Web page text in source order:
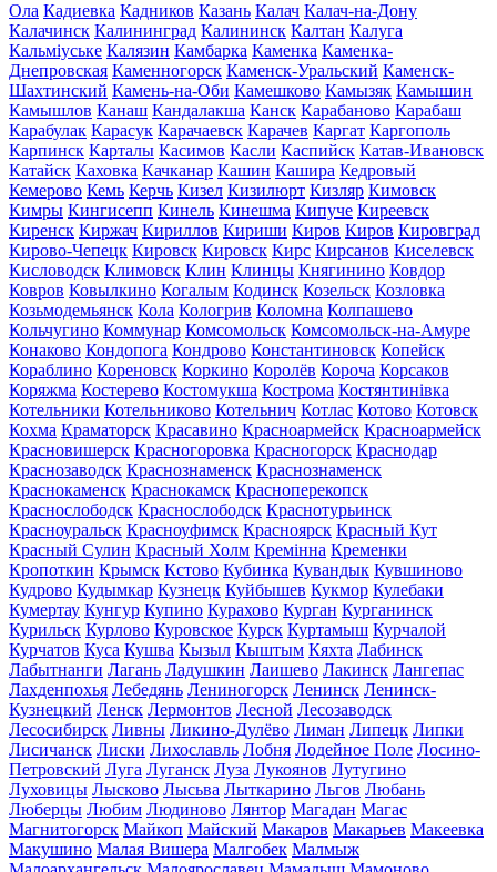
Ола Кадиевка Кадников Казань Калач Калач-на-Дону
Калачинск Калининград Калининск Калтан Калуга
Кальміуське Калязин Камбарка Каменка Каменка-
Днепровская Каменногорск Каменск-Уральский Каменск-
Шахтинский Камень-на-Оби Камешково Камызяк Камышин
Камышлов Канаш Кандалакша Канск Карабаново Карабаш
Карабулак Карасук Карачаевск Карачев Каргат Каргополь
Карпинск Карталы Касимов Касли Каспийск Катав-Ивановск
Катайск Каховка Качканар Кашин Кашира Кедровый
Кемерово Кемь Керчь Кизел Кизилюрт Кизляр Кимовск
Кимры Кингисепп Кинель Кинешма Кипуче Киреевск
Киренск Киржач Кириллов Кириши Киров Киров Кировград
Кирово-Чепецк Кировск Кировск Кирс Кирсанов Киселевск
Кисловодск Климовск Клин Клинцы Княгинино Ковдор
Ковров Ковылкино Когалым Кодинск Козельск Козловка
Козьмодемьянск Кола Кологрив Коломна Колпашево
Кольчугино Коммунар Комсомольск Комсомольск-на-Амуре
Конаково Кондопога Кондрово Константиновск Копейск
Кораблино Кореновск Коркино Королёв Короча Корсаков
Коряжма Костерево Костомукша Кострома Костянтинівка
Котельники Котельниково Котельнич Котлас Котово Котовск
Кохма Краматорск Красавино Красноармейск Красноармейск
Красновишерск Красногоровка Красногорск Краснодар
Краснозаводск Краснознаменск Краснознаменск
Краснокаменск Краснокамск Красноперекопск
Краснослободск Краснослободск Краснотурьинск
Красноуральск Красноуфимск Красноярск Красный Кут
Красный Сулин Красный Холм Кремінна Кременки
Кропоткин Крымск Кстово Кубинка Кувандык Кувшиново
Кудрово Кудымкар Кузнецк Куйбышев Кукмор Кулебаки
Кумертау Кунгур Купино Курахово Курган Курганинск
Курильск Курлово Куровское Курск Куртамыш Курчалой
Курчатов Куса Кушва Кызыл Кыштым Кяхта Лабинск
Лабытнанги Лагань Ладушкин Лаишево Лакинск Лангепас
Лахденпохья Лебедянь Лениногорск Ленинск Ленинск-
Кузнецкий Ленск Лермонтов Лесной Лесозаводск
Лесосибирск Ливны Ликино-Дулёво Лиман Липецк Липки
Лисичанск Лиски Лихославль Лобня Лодейное Поле Лосино-
Петровский Луга Луганск Луза Лукоянов Лутугино
Луховицы Лысково Лысьва Лыткарино Льгов Любань
Люберцы Любим Людиново Лянтор Магадан Магас
Магнитогорск Майкоп Майский Макаров Макарьев Макеевка
Макушино Малая Вишера Малгобек Малмыж